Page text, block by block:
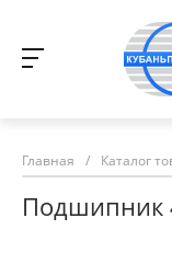
Главная / Каталог
Подшипник